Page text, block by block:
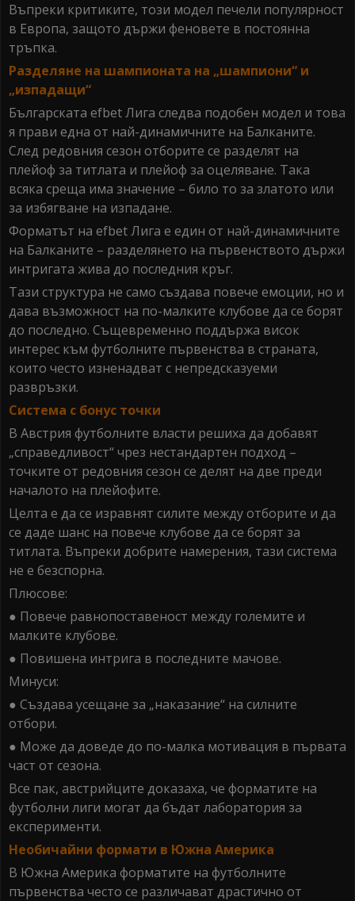
Въпреки критиките, този модел печели популярност
в Европа, защото държи феновете в постоянна
тръпка.
Разделяне на шампионата на „шампиони“ и
„изпадащи“
Българската efbet Лига следва подобен модел и това
я прави една от най-динамичните на Балканите.
След редовния сезон отборите се разделят на
плейоф за титлата и плейоф за оцеляване. Така
всяка среща има значение – било то за златото или
за избягване на изпадане.
Форматът на efbet Лига е един от най-динамичните
на Балканите – разделянето на първенството държи
интригата жива до последния кръг.
Тази структура не само създава повече емоции, но и
дава възможност на по-малките клубове да се борят
до последно. Същевременно поддържа висок
интерес към футболните първенства в страната,
които често изненадват с непредсказуеми
развръзки.
Система с бонус точки
В Австрия футболните власти решиха да добавят
„справедливост“ чрез нестандартен подход –
точките от редовния сезон се делят на две преди
началото на плейофите.
Целта е да се изравнят силите между отборите и да
се даде шанс на повече клубове да се борят за
титлата. Въпреки добрите намерения, тази система
не е безспорна.
Плюсове:
● Повече равнопоставеност между големите и
малките клубове.
● Повишена интрига в последните мачове.
Минуси:
● Създава усещане за „наказание“ на силните
отбори.
● Може да доведе до по-малка мотивация в първата
част от сезона.
Все пак, австрийците доказаха, че форматите на
футболни лиги могат да бъдат лаборатория за
експерименти.
Необичайни формати в Южна Америка
В Южна Америка форматите на футболните
първенства често се различават драстично от